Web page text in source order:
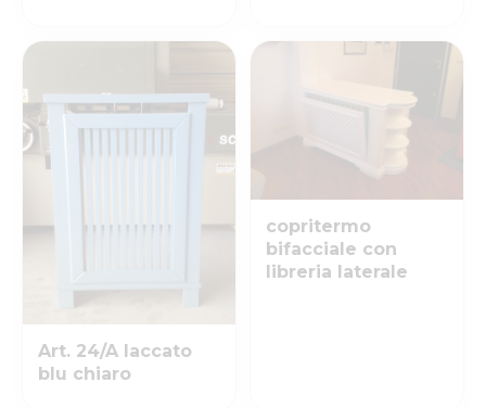
Art. 24/A laccato
blu chiaro
copritermo
bifacciale con
libreria laterale